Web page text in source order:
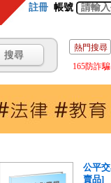
註冊 帳號
熱門搜尋
165防詐騙
公平
賣品]